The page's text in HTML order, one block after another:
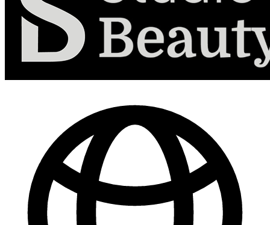
Marketing de Contenido para Redes Sociales
$ 44.800 $ 64.000
Comprar